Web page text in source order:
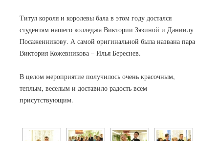
Титул короля и королевы бала в этом году достался
студентам нашего колледжа Виктории Зязиной и Даниилу
Посаженникову. А самой оригинальной была названа пара
Виктория Кожевникова – Илья Береснев.
В целом мероприятие получилось очень красочным,
теплым, веселым и доставило радость всем
присутствующим.